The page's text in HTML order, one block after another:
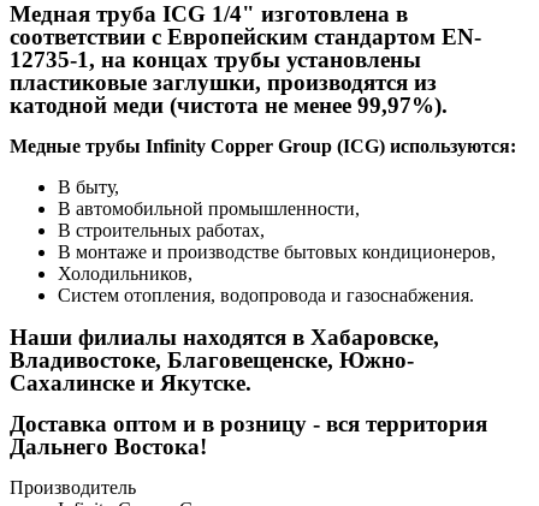
Медная труба ICG 1/4" изготовлена в
соответствии с Европейским стандартом EN-
12735-1, на концах трубы установлены
пластиковые заглушки, производятся из
катодной меди (чистота не менее 99,97%).
Медные трубы Infinity Copper Group (ICG) используются:
В быту,
В автомобильной промышленности,
В строительных работах,
В монтаже и производстве бытовых кондиционеров,
Холодильников,
Систем отопления, водопровода и газоснабжения.
Наши филиалы находятся в Хабаровске,
Владивостоке, Благовещенске, Южно-
Сахалинске и Якутске.
Доставка оптом и в розницу - вся территория
Дальнего Востока!
Производитель